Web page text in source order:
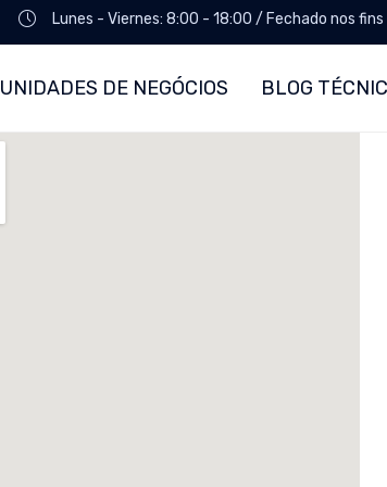
Lunes - Viernes: 8:00 - 18:00 / Fechado nos
UNIDADES DE NEGÓCIOS BLOG